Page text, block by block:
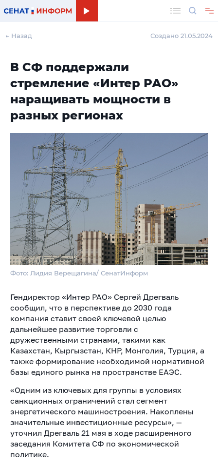
← Назад Создано 21.05.2024
В СФ поддержали
стремление «Интер РАО»
наращивать мощности в
разных регионах
Фото: Лидия Верещагина/ СенатИнформ
Гендиректор «Интер РАО» Сергей Дрегваль
сообщил, что в перспективе до 2030 года
компания ставит своей ключевой целью
дальнейшее развитие торговли с
дружественными странами, такими как
Казахстан, Кыргызстан, КНР, Монголия, Турция, а
также формирование необходимой нормативной
базы единого рынка на пространстве ЕАЭС.
«Одним из ключевых для группы в условиях
санкционных ограничений стал сегмент
энергетического машиностроения. Накоплены
значительные инвестиционные ресурсы», —
уточнил Дрегваль 21 мая в ходе расширенного
заседания Комитета СФ по экономической
политике.